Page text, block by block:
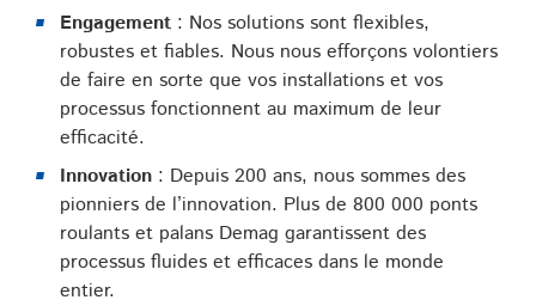
Engagement : Nos solutions sont flexibles,
robustes et fiables. Nous nous efforçons volontiers
de faire en sorte que vos installations et vos
processus fonctionnent au maximum de leur
efficacité.
Innovation : Depuis 200 ans, nous sommes des
pionniers de l’innovation. Plus de 800 000 ponts
roulants et palans Demag garantissent des
processus fluides et efficaces dans le monde
entier.